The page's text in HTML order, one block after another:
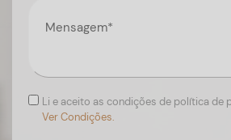
Li e aceito as condições de política de
Ver Condições.